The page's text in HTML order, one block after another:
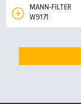
MANN-FILTER
W9171